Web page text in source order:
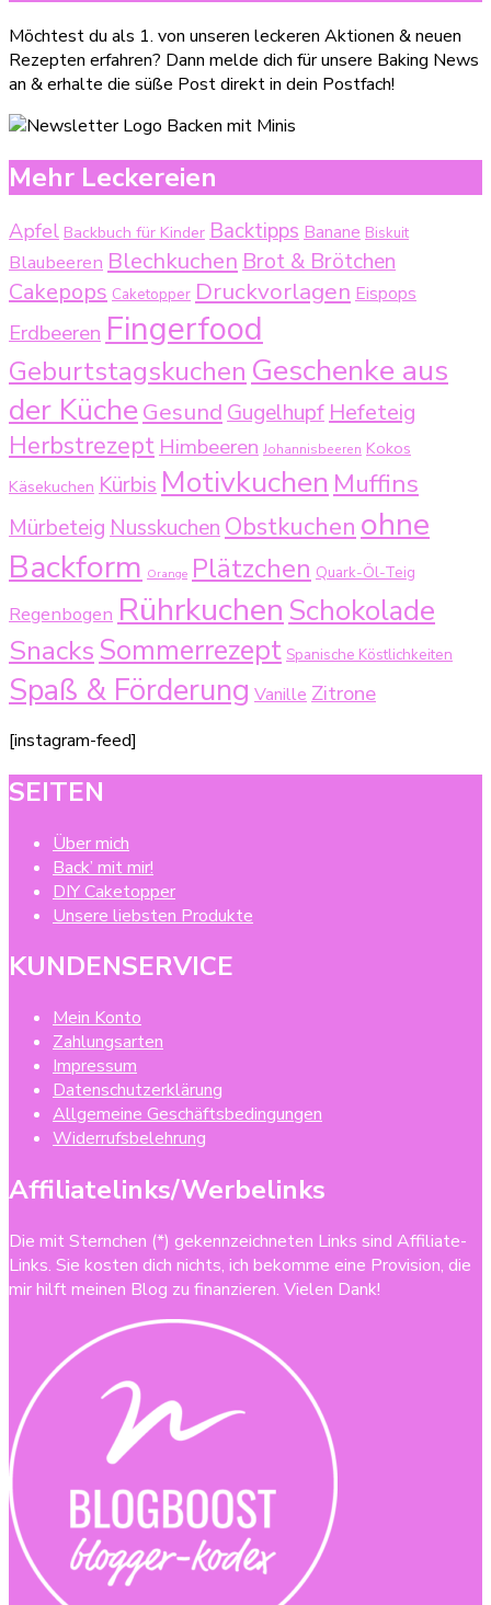
Möchtest du als 1. von unseren leckeren Aktionen & neuen
Rezepten erfahren? Dann melde dich für unsere Baking News
an & erhalte die süße Post direkt in dein Postfach!
Mehr Leckereien
Apfel Backbuch für Kinder Backtipps Banane Biskuit
Blaubeeren Blechkuchen Brot & Brötchen
Cakepops Caketopper Druckvorlagen Eispops
Erdbeeren Fingerfood
Geburtstagskuchen Geschenke aus
der KücheGesund Gugelhupf Hefeteig
Herbstrezept Himbeeren Johannisbeeren Kokos
Käsekuchen Kürbis Motivkuchen Muffins
Mürbeteig Nusskuchen Obstkuchen ohne
Backform Orange Plätzchen Quark-Öl-Teig
Regenbogen Rührkuchen Schokolade
SnacksSommerrezept Spanische Köstlichkeiten
Spaß & Förderung Vanille Zitrone
[instagram-feed]
SEITEN
Über mich
Back’ mit mir!
DIY Caketopper
Unsere liebsten Produkte
KUNDENSERVICE
Mein Konto
Zahlungsarten
Impressum
Datenschutzerklärung
Allgemeine Geschäftsbedingungen
Widerrufsbelehrung
Affiliatelinks/Werbelinks
Die mit Sternchen (*) gekennzeichneten Links sind Affiliate-
Links. Sie kosten dich nichts, ich bekomme eine Provision, die
mir hilft meinen Blog zu finanzieren. Vielen Dank!